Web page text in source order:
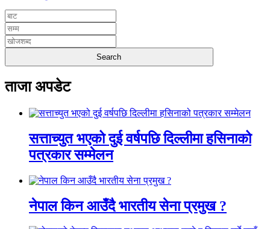
ताजा अपडेट
सत्ताच्युत भएको दुई वर्षपछि दिल्लीमा हसिनाको
पत्रकार सम्मेलन
नेपाल किन आउँदै भारतीय सेना प्रमुख ?